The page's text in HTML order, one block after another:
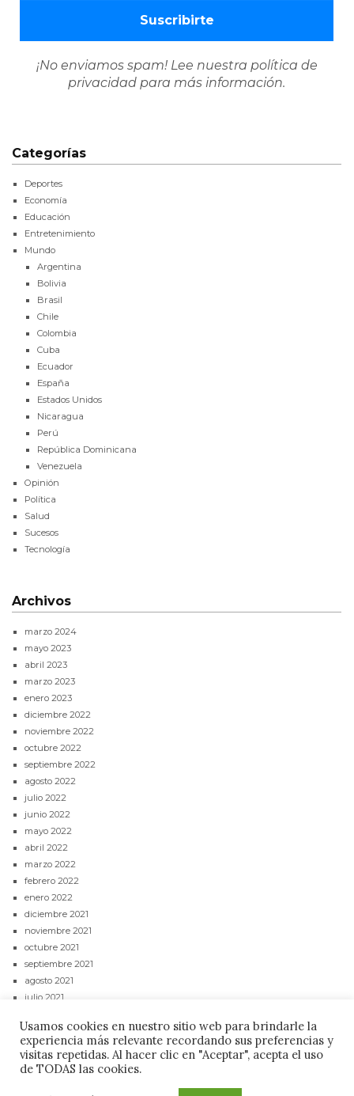
¡No enviamos spam! Lee nuestra política de
privacidad para más información.
Categorías
Deportes
Economía
Educación
Entretenimiento
Mundo
Argentina
Bolivia
Brasil
Chile
Colombia
Cuba
Ecuador
España
Estados Unidos
Nicaragua
Perú
República Dominicana
Venezuela
Opinión
Política
Salud
Sucesos
Tecnología
Archivos
marzo 2024
mayo 2023
abril 2023
marzo 2023
enero 2023
diciembre 2022
noviembre 2022
octubre 2022
septiembre 2022
agosto 2022
julio 2022
junio 2022
mayo 2022
abril 2022
marzo 2022
febrero 2022
enero 2022
diciembre 2021
noviembre 2021
octubre 2021
septiembre 2021
agosto 2021
julio 2021
mayo 2021
abril 2021
POLÍTICA DE PRIVACIDAD AVISO LEGAL
Usamos cookies en nuestro sitio web para brindarle la
experiencia más relevante recordando sus preferencias y
visitas repetidas. Al hacer clic en "Aceptar", acepta el uso
de TODAS las cookies.